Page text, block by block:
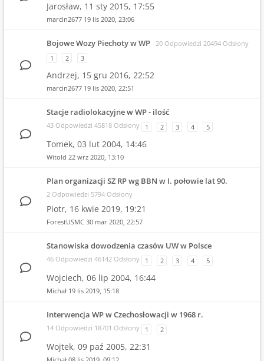
Jarosław, 11 sty 2015, 17:55
marcin2677 19 lis 2020, 23:06
Bojowe Wozy Piechoty w WP 20 Odpowiedzi 20494 Odsłony
1
2 3
Andrzej, 15 gru 2016, 22:52
marcin2677 19 lis 2020, 22:51
Stacje radiolokacyjne w WP - ilość
43 Odpowiedzi 45818 Odsłony 1 2 3 4 5
Tomek, 03 lut 2004, 14:46
Witold 22 wrz 2020, 13:10
Plan organizacji SZ RP wg BBN w I. połowie lat 90.
2 Odpowiedzi 5794 Odsłony
Piotr, 16 kwie 2019, 19:21
ForestUSMC 30 mar 2020, 22:57
Stanowiska dowodzenia czasów UW w Polsce
46 Odpowiedzi 46142 Odsłony 1 2 3 4 5
Wojciech, 06 lip 2004, 16:44
Michał 19 lis 2019, 15:18
Interwencja WP w Czechosłowacji w 1968 r.
14 Odpowiedzi 18701 Odsłony 1 2
Wojtek, 09 paź 2005, 22:31